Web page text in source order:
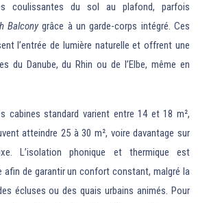
coulissantes du sol au plafond, parfois
Balconygrâce à un garde-corps intégré. Ces
l’entrée de lumière naturelle et offrent une
du Danube, du Rhin ou de l’Elbe, même en
cabines standard varient entre 14 et 18 m²,
atteindre 25 à 30 m², voire davantage sur
L’isolation phonique et thermique est
afin de garantir un confort constant, malgré la
écluses ou des quais urbains animés. Pour